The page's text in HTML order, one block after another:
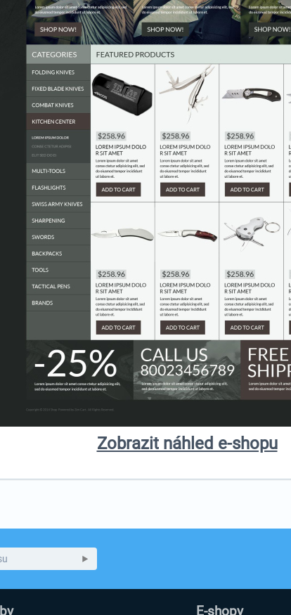
Zobrazit náhled e-shopu
E-shopy